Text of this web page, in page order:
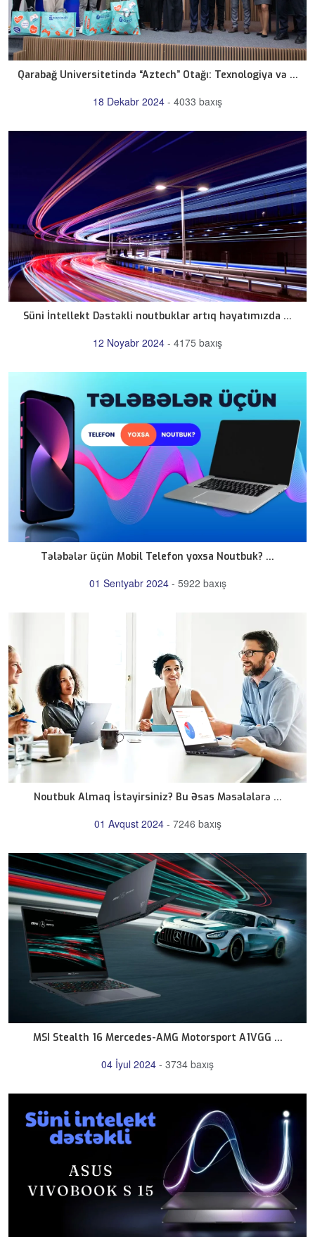
Qarabağ Universitetində “Aztech” Otağı: Texnologiya və ...
18 Dekabr 2024 - 4033 baxış
Süni İntellekt Dəstəkli noutbuklar artıq həyatımızda ...
12 Noyabr 2024 - 4175 baxış
Tələbələr üçün Mobil Telefon yoxsa Noutbuk? ...
01 Sentyabr 2024- 5922 baxış
Noutbuk Almaq İstəyirsiniz? Bu Əsas Məsələlərə ...
01 Avqust 2024- 7246 baxış
MSI Stealth 16 Mercedes-AMG Motorsport A1VGG ...
04 İyul 2024 - 3734 baxış